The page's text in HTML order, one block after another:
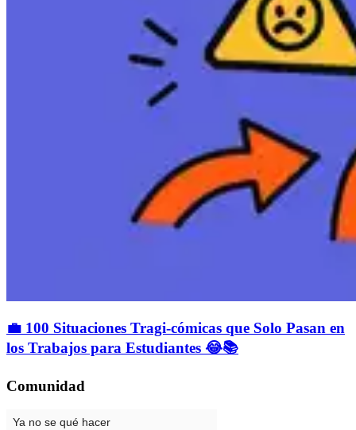
💼 100 Situaciones Tragi-cómicas que Solo Pasan en
los Trabajos para Estudiantes 😂📚
Comunidad